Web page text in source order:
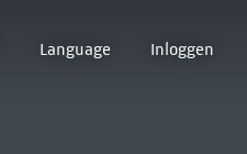
Language Inloggen